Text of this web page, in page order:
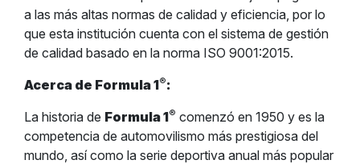
a las más altas normas de calidad y eficiencia, por lo
que esta institución cuenta con el sistema de gestión
de calidad basado en la norma ISO 9001:2015.
Acerca de Formula 1®:
La historia de Formula 1® comenzó en 1950 y es la
competencia de automovilismo más prestigiosa del
mundo, así como la serie deportiva anual más popular